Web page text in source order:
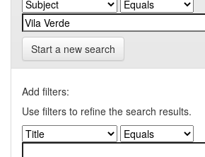
Start a new search
Add filters:
Use filters to refine the search results.